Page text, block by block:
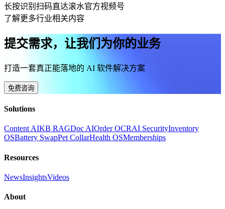
长按识别扫码直达滚水官方视频号
了解更多行业相关内容
提交需求，让我们为你的业务
打造一套真正能落地的 AI 软件解决方案
免费咨询
Solutions
Content AIKB RAGDoc AIOrder OCRAI SecurityInventory
OSBattery SwapPet CollarHealth OSMemberships
Resources
NewsInsightsVideos
About